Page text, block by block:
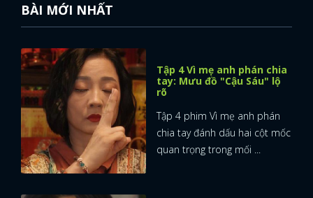
BÀI MỚI NHẤT
Tập 4 Vì mẹ anh phán chia
tay: Mưu đồ "Cậu Sáu" lộ
rõ
Tập 4 phim Vì mẹ anh phán
chia tay đánh dấu hai cột mốc
quan trọng trong mối ...